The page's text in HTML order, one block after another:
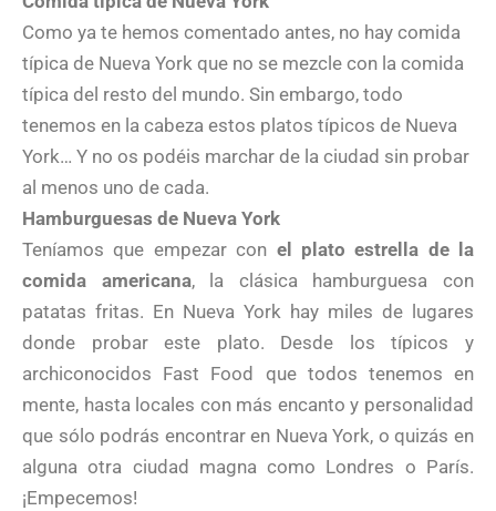
Como ya te hemos comentado antes, no hay comida
típica de Nueva York que no se mezcle con la comida
típica del resto del mundo. Sin embargo, todo
tenemos en la cabeza estos platos típicos de Nueva
York… Y no os podéis marchar de la ciudad sin probar
al menos uno de cada.
Hamburguesas de Nueva York
Teníamos que empezar con el plato estrella de la
comida americana, la clásica hamburguesa con
patatas fritas. En Nueva York hay miles de lugares
donde probar este plato. Desde los típicos y
archiconocidos Fast Food que todos tenemos en
mente, hasta locales con más encanto y personalidad
que sólo podrás encontrar en Nueva York, o quizás en
alguna otra ciudad magna como Londres o París.
¡Empecemos!